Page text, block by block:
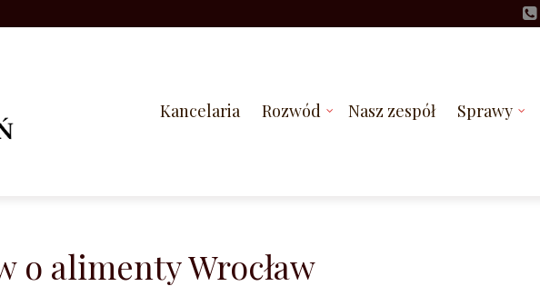
Kancelaria Rozwód Nasz zespół Sprawy
o alimenty Wrocław